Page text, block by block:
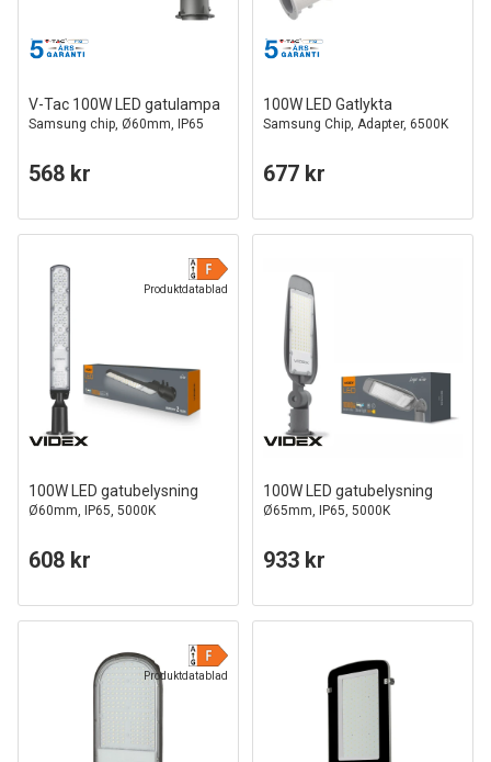
V-Tac 100W LED gatulampa
Samsung chip, Ø60mm, IP65
568 kr
100W LED Gatlykta
Samsung Chip, Adapter, 6500K
677 kr
Produktdatablad
100W LED gatubelysning
Ø60mm, IP65, 5000K
608 kr
100W LED gatubelysning
Ø65mm, IP65, 5000K
933 kr
Produktdatablad